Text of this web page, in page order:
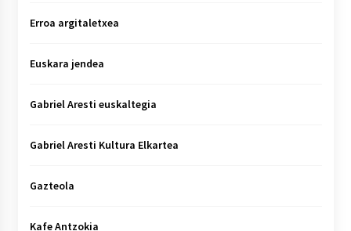
Erroa argitaletxea
Euskara jendea
Gabriel Aresti euskaltegia
Gabriel Aresti Kultura Elkartea
Gazteola
Kafe Antzokia